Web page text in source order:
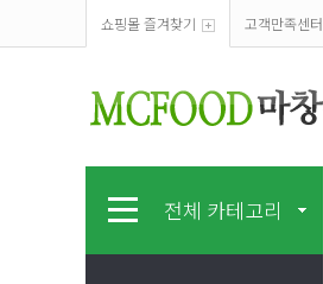
쇼핑몰 즐겨찾기 고객만족센터
전체 카테고리